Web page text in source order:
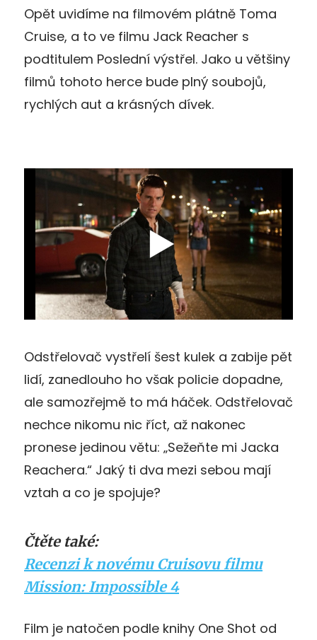
Opět uvidíme na filmovém plátně Toma
Cruise, a to ve filmu Jack Reacher s
podtitulem Poslední výstřel. Jako u většiny
filmů tohoto herce bude plný soubojů,
rychlých aut a krásných dívek.
Odstřelovač vystřelí šest kulek a zabije pět
lidí, zanedlouho ho však policie dopadne,
ale samozřejmě to má háček. Odstřelovač
nechce nikomu nic říct, až nakonec
pronese jedinou větu: „Sežeňte mi Jacka
Reachera.“ Jaký ti dva mezi sebou mají
vztah a co je spojuje?
Čtěte také:
Recenzi k novému Cruisovu filmu
Mission: Impossible 4
Film je natočen podle knihy One Shot od